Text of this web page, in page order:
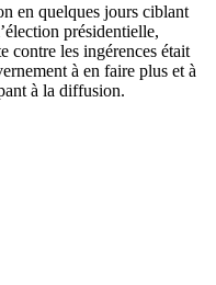
en quelques jours ciblant
présidentielle,
contre les ingérences était
à en faire plus et à
à la diffusion.